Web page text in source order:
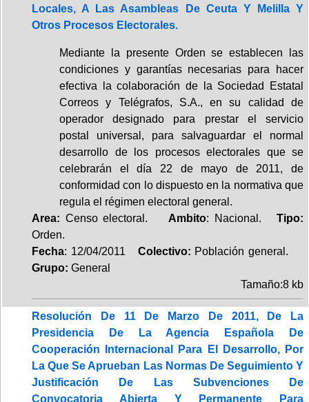
Locales, A Las Asambleas De Ceuta Y Melilla Y
Otros Procesos Electorales.
Mediante la presente Orden se establecen las
condiciones y garantías necesarias para hacer
efectiva la colaboración de la Sociedad Estatal
Correos y Telégrafos, S.A., en su calidad de
operador designado para prestar el servicio
postal universal, para salvaguardar el normal
desarrollo de los procesos electorales que se
celebrarán el día 22 de mayo de 2011, de
conformidad con lo dispuesto en la normativa que
regula el régimen electoral general.
Area: Censo electoral. Ambito: Nacional. Tipo:
Orden.
Fecha: 12/04/2011 Colectivo: Población general.
Grupo: General
Tamaño:8 kb
Resolución De 11 De Marzo De 2011, De La
Presidencia De La Agencia Española De
Cooperación Internacional Para El Desarrollo, Por
La Que Se Aprueban Las Normas De Seguimiento Y
Justificación De Las Subvenciones De
Convocatoria Abierta Y Permanente Para